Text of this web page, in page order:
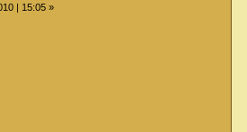
| 15:05 »